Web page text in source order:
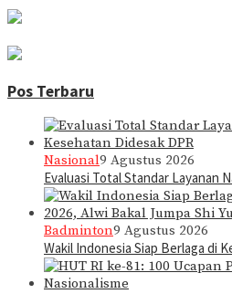
Pos Terbaru
Nasional9 Agustus 2026
Evaluasi Total Standar Layanan
Badminton9 Agustus 2026
Wakil Indonesia Siap Berlaga di